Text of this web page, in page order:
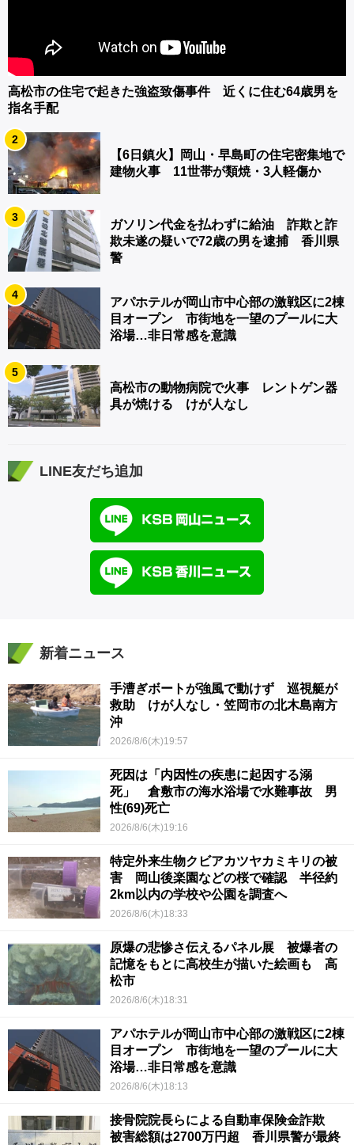
高松市の住宅で起きた強盗致傷事件 近くに住む64歳男を
指名手配
2
【6日鎮火】岡山・早島町の住宅密集地で
建物火事 11世帯が類焼・3人軽傷か
3
ガソリン代金を払わずに給油 詐欺と詐
欺未遂の疑いで72歳の男を逮捕 香川県
警
4
アパホテルが岡山市中心部の激戦区に2棟
目オープン 市街地を一望のプールに大
浴場…非日常感を意識
5
高松市の動物病院で火事 レントゲン器
具が焼ける けが人なし
LINE友だち追加
新着ニュース
手漕ぎボートが強風で動けず 巡視艇が
救助 けが人なし・笠岡市の北木島南方
沖
2026/8/6(木)19:57
死因は「内因性の疾患に起因する溺
死」 倉敷市の海水浴場で水難事故 男
性(69)死亡
2026/8/6(木)19:16
特定外来生物クビアカツヤカミキリの被
害 岡山後楽園などの桜で確認 半径約
2km以内の学校や公園を調査へ
2026/8/6(木)18:33
原爆の悲惨さ伝えるパネル展 被爆者の
記憶をもとに高校生が描いた絵画も 高
松市
2026/8/6(木)18:31
アパホテルが岡山市中心部の激戦区に2棟
目オープン 市街地を一望のプールに大
浴場…非日常感を意識
2026/8/6(木)18:13
接骨院院長らによる自動車保険金詐欺
被害総額は2700万円超 香川県警が最終